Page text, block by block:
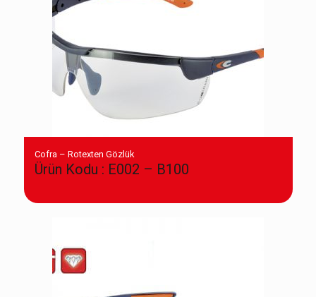
Cofra – Rotexten Gözlük
Ürün Kodu : E002 – B100